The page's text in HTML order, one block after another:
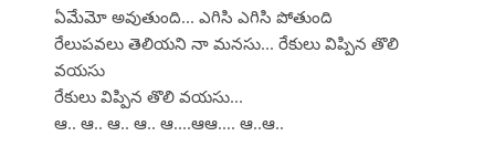
ఏమేమో అవుతుంది... ఎగిసి ఎగిసి పోతుంది
రేలుపవలు తెలియని నా మనసు... రేకులు విప్పిన తొలి
వయసు
రేకులు విప్పిన తొలి వయసు...
ఆ.. ఆ.. ఆ.. ఆ.. ఆ....ఆఆ.... ఆ..ఆ..